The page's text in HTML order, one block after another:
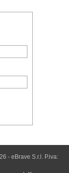
- eBrave S.r.l. P.iva: